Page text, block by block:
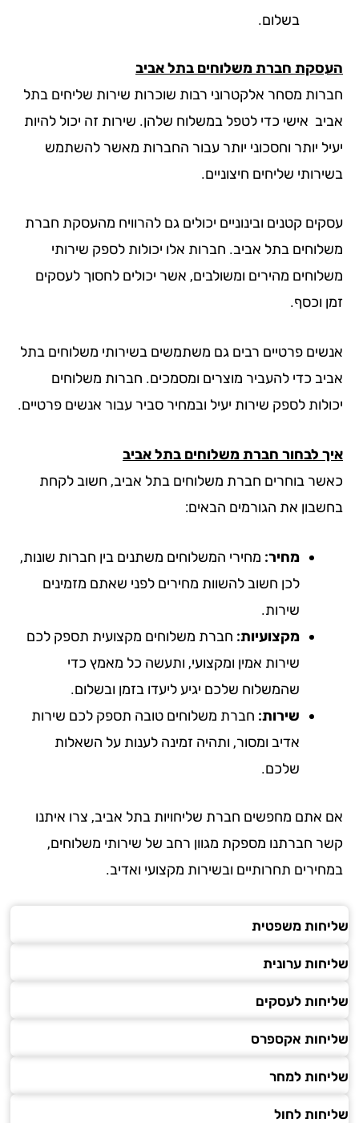
בשלום.
חברת משלוחים בתל אביב
מסחר אלקטרוני רבות שוכרות שירות שליחים בתל
אישי כדי לטפל במשלוח שלהן. שירות זה יכול להיות
יותר וחסכוני יותר עבור החברות מאשר להשתמש
שליחים חיצוניים.
קטנים ובינוניים יכולים גם להרוויח מהעסקת חברת
בתל אביב. חברות אלו יכולות לספק שירותי
מהירים ומשולבים, אשר יכולים לחסוך לעסקים
וכסף.
פרטיים רבים גם משתמשים בשירותי משלוחים בתל
כדי להעביר מוצרים ומסמכים. חברות משלוחים
לספק שירות יעיל ובמחיר סביר עבור אנשים פרטיים.
לבחור חברת משלוחים בתל אביב
בוחרים חברת משלוחים בתל אביב, חשוב לקחת
את הגורמים הבאים:
מחיר:מחירי המשלוחים משתנים בין חברות שונות,
לכן חשוב להשוות מחירים לפני שאתם מזמינים
שירות.
מקצועיות:חברת משלוחים מקצועית תספק לכם
שירות אמין ומקצועי, ותעשה כל מאמץ כדי
שהמשלוח שלכם יגיע ליעדו בזמן ובשלום.
שירות:חברת משלוחים טובה תספק לכם שירות
אדיב ומסור, ותהיה זמינה לענות על השאלות
שלכם.
אתם מחפשים חברת שליחויות בתל אביב, צרו איתנו
חברתנו מספקת מגוון רחב של שירותי משלוחים,
תחרותיים ובשירות מקצועי ואדיב.
משפטית
ערונית
לעסקים
אקספרס
למחר
לחול